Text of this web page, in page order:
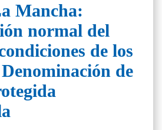
Mancha:
normal del
de los
de